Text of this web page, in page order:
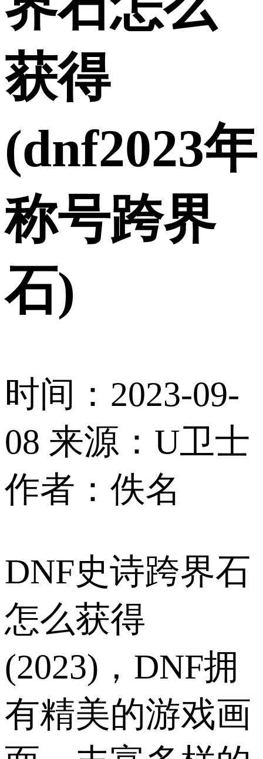
获得
(dnf2023年
称号跨界
石)
时间：2023-09-
08 来源：U卫士
作者：佚名
DNF史诗跨界石
怎么获得
(2023)，DNF拥
有精美的游戏画